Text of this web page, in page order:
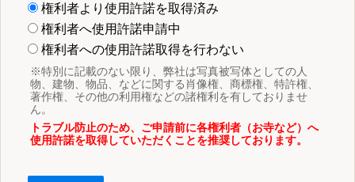
権利者より使用許諾を取得済み
権利者へ使用許諾申請中
権利者への使用許諾取得を行わない
※特別に記載のない限り、弊社は写真被写体としての人
物、建物、物品、などに関する肖像権、商標権、特許権、
著作権、その他の利用権などの諸権利を有しておりませ
ん。
トラブル防止のため、ご申請前に各権利者（お寺など）へ
使用許諾を取得していただくことを推奨しております。